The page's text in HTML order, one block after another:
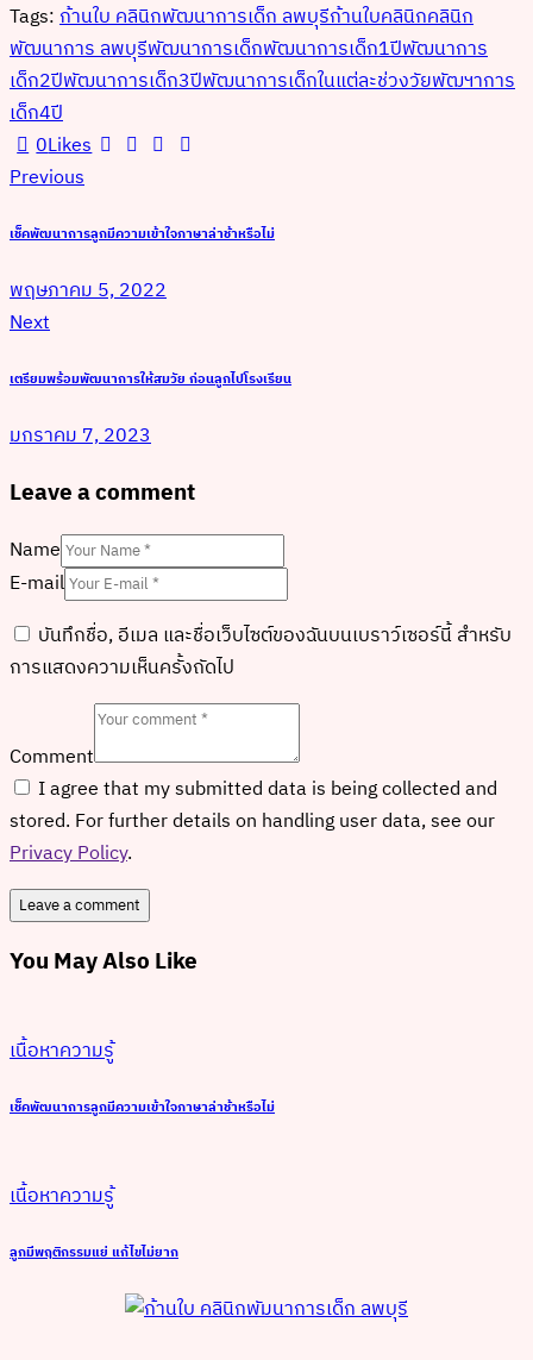
Tags:ก้านใบ คลินิกพัฒนาการเด็ก ลพบุรีก้านใบคลินิกคลินิก
พัฒนาการ ลพบุรีพัฒนาการเด็กพัฒนาการเด็ก1ปีพัฒนาการ
เด็ก2ปีพัฒนาการเด็ก3ปีพัฒนาการเด็กในแต่ละช่วงวัยพัฒฯาการ
เด็ก4ปี
0Likes
แนะแนว
เรื่อง
Previous
เช็คพัฒนาการลูกมีความเข้าใจภาษาล่าช้าหรือไม่
พฤษภาคม 5, 2022
Next
เตรียมพร้อมพัฒนาการให้สมวัย ก่อนลูกไปโรงเรียน
มกราคม 7, 2023
Leave a comment
Name
E-mail
บันทึกชื่อ, อีเมล และชื่อเว็บไซต์ของฉันบนเบราว์เซอร์นี้ สำหรับ
การแสดงความเห็นครั้งถัดไป
Comment
I agree that my submitted data is being collected and
stored. For further details on handling user data, see our
Privacy Policy.
You May Also Like
เนื้อหาความรู้
เช็คพัฒนาการลูกมีความเข้าใจภาษาล่าช้าหรือไม่
เนื้อหาความรู้
ลูกมีพฤติกรรมแย่ แก้ไขไม่ยาก